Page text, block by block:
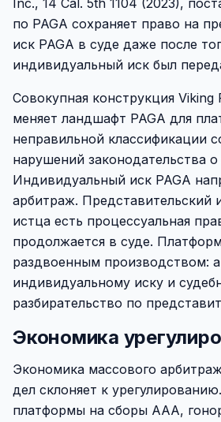
Inc., 14 Cal. 5th 1104 (2023),
по PAGA сохраняет право на
иск PAGA в суде даже после
индивидуальный иск был
Совокупная конструкция Viking
меняет ландшафт PAGA для
неправильной классификации
нарушений законодательства о
Индивидуальный иск PAGA
арбитраж. Представительский
истца есть процессуальная
продолжается в суде.
раздвоенным производством:
индивидуальному иску и
разбирательство по
Экономика
Экономика массового
дел склоняет к
платформы на сборы AAA,